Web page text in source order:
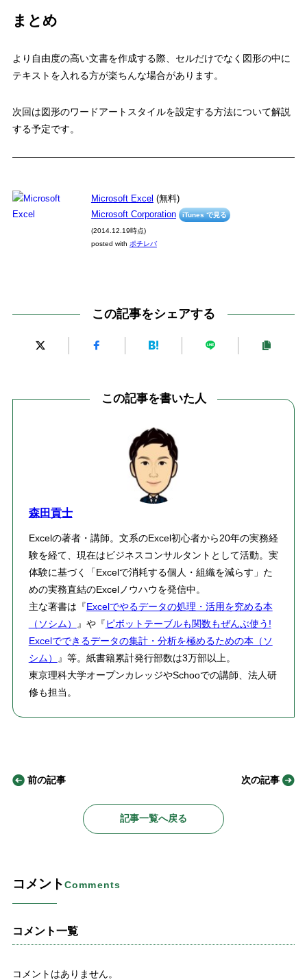
まとめ
より自由度の高い文書を作成する際、セルだけでなく図形の中に
テキストを入れる方が楽ちんな場合があります。
次回は図形のワードアートスタイルを設定する方法について解説
する予定です。
Microsoft Excel (無料)
Microsoft Corporation
iTunes で見る
(2014.12.19時点)
posted with ポチレバ
この記事をシェアする
この記事を書いた人
森田貢士
Excelの著者・講師。文系のExcel初心者から20年の実務経
験を経て、現在はビジネスコンサルタントとして活動。実
体験に基づく「Excelで消耗する個人・組織を減らす」た
めの実務直結のExcelノウハウを発信中。
主な著書は『Excelでやるデータの処理・活用を究める本
（ソシム）
』や『ピボットテーブルも関数もぜんぶ使う!
Excelでできるデータの集計・分析を極めるための本（ソ
シム）
』等。紙書籍累計発行部数は3万部以上。
東京理科大学オープンカレッジやSchooでの講師、法人研
修も担当。
前の記事
記事一覧へ戻る
次の記事
コメントComments
コメント一覧
コメントはありません。